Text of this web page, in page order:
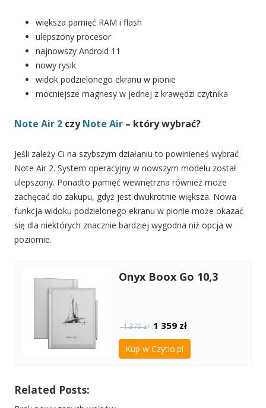
większa pamięć RAM i flash
ulepszony procesor
najnowszy Android 11
nowy rysik
widok podzielonego ekranu w pionie
mocniejsze magnesy w jednej z krawędzi czytnika
Note Air 2 czyNote Air – który wybrać?
Jeśli zależy Ci na szybszym działaniu to powinieneś wybrać
Note Air 2. System operacyjny w nowszym modelu został
ulepszony. Ponadto pamięć wewnętrzna również może
zachęcać do zakupu, gdyż jest dwukrotnie większa. Nowa
funkcja widoku podzielonego ekranu w pionie może okazać
się dla niektórych znacznie bardziej wygodna niż opcja w
poziomie.
Onyx Boox Go 10,3
1 379 zł 1 359zł
Kup w Czytio.pl
Related Posts: